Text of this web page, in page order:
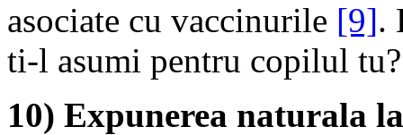
asociate cu vaccinurile [9].
ti-l asumi pentru copilul tu?
10) Expunerea naturala